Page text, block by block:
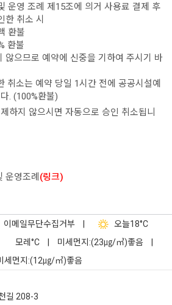
운영 조례 제15조에 의거 사용료 결제 후
한 취소 시
환불
환불
않으므로 예약에 신중을 기하여 주시기 바
취소는 예약 당일 1시간 전에 공공시설예
. (100%환불)
하지 않으시면 자동으로 승인 취소됩니
운영조례 (링크)
이메일무단수집거부 오늘18°C
모레 °C 미세먼지:(23㎍/㎥)좋음
세먼지:(12㎍/㎥)좋음
길 208-3